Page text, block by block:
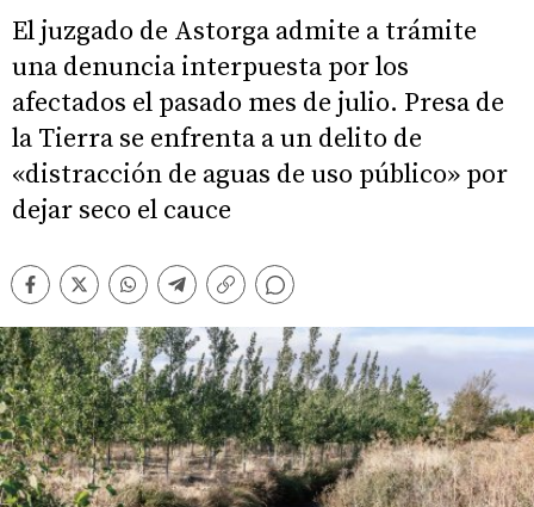
El juzgado de Astorga admite a trámite
una denuncia interpuesta por los
afectados el pasado mes de julio. Presa de
la Tierra se enfrenta a un delito de
«distracción de aguas de uso público» por
dejar seco el cauce
Facebook
TwitterWhatsappTelegram
Copiar
Comentarios